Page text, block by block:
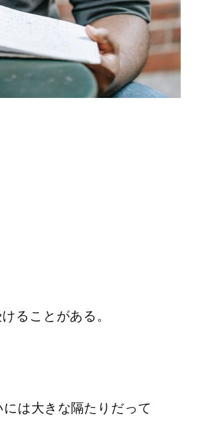
ることがある。
は大きな隔たりだって